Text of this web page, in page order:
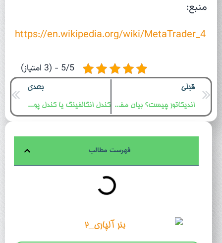
منبع:
https://en.wikipedia.org/wiki/MetaTrader_4
5/5 - (3 امتیاز)
قبلی
اندیکاتور چیست؟ بیان مفهوم و جایگاه آن در تحلیل تکنیکال
بعدی
کندل انگالفینگ یا کندل پوششی چیست ؟ آموزش کندل شناسی و کندل خوانی
فهرست مطالب